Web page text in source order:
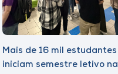
Mais de 16 mil estudantes
iniciam semestre letivo na